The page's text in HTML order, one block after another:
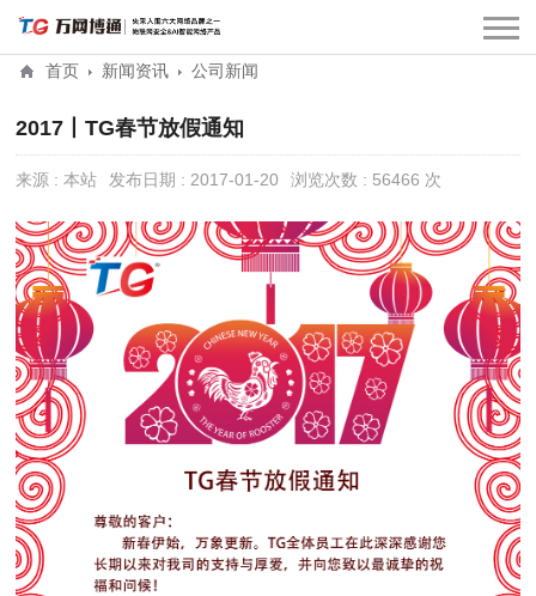
首页 新闻资讯 公司新闻
2017丨TG春节放假通知
来源 : 本站 发布日期 : 2017-01-20 浏览次数 : 56466 次